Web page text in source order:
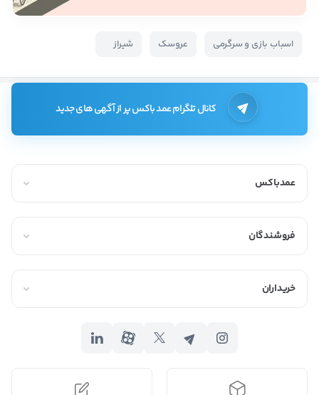
اسباب بازی و سرگرمی عروسک شیراز
کانال تلگرام عمد باکس پر از آگهی های جدید
عمدباکس
فروشندگان
خریداران